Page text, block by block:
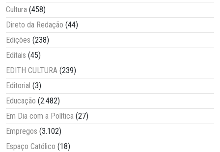
Cultura (458)
Direto da Redação (44)
Edições (238)
Editais (45)
EDITH CULTURA (239)
Editorial (3)
Educação (2.482)
Em Dia com a Política (27)
Empregos (3.102)
Espaço Católico (18)